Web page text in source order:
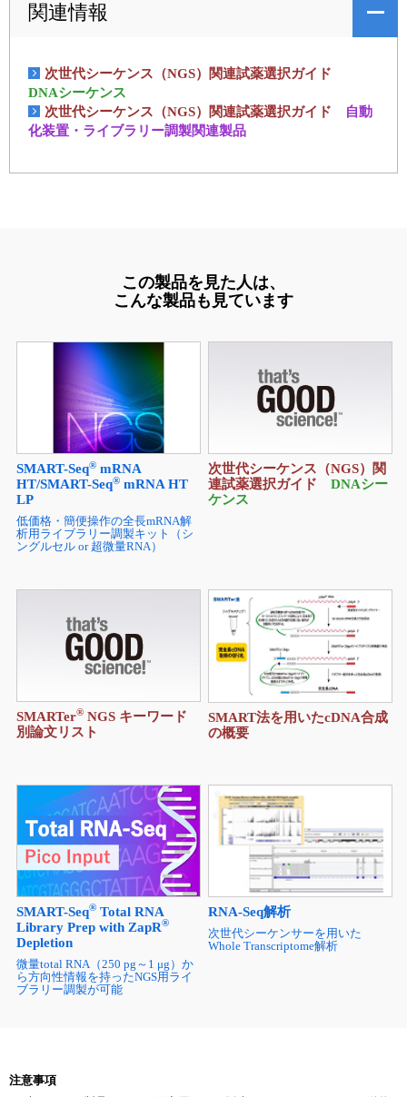
関連情報
次世代シーケンス（NGS）関連試薬選択ガイド
DNAシーケンス
次世代シーケンス（NGS）関連試薬選択ガイド
自動
化装置・ライブラリー調製関連製品
この製品を見た人は、
こんな製品も見ています
SMART-Seq®mRNA
HT/SMART-Seq®mRNA HT
LP
低価格・簡便操作の全長mRNA解
析用ライブラリー調製キット（シ
ングルセル or 超微量RNA）
次世代シーケンス（NGS）関
連試薬選択ガイド
DNAシー
ケンス
SMARTer®NGS キーワード
別論文リスト
SMART法を用いたcDNA合成
の概要
SMART-Seq®Total RNA
Library Prep with ZapR®
Depletion
微量total RNA（250 pg～1 μg）か
ら方向性情報を持ったNGS用ライ
ブラリー調製が可能
RNA-Seq解析
次世代シーケンサーを用いた
Whole Transcriptome解析
注意事項